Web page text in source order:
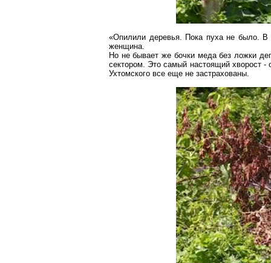
«Опилили деревья. Пока пуха не было. В
женщина.
Но небывает же бочки меда без ложки
сектором. Это самый настоящий хворост -
Ухтомского все еще не застрахованы.